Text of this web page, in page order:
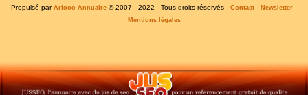
Propulsé par Arfooo Annuaire © 2007 - 2022 - Tous droits réservés - Contact - Newsletter -
Mentions légales